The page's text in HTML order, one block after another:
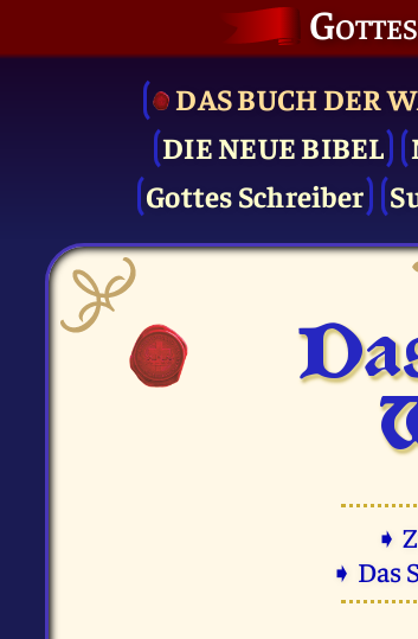
DAS BUCH DER
DIE NEUE BIBEL
Gottes Schreiber
➧
➧ Das